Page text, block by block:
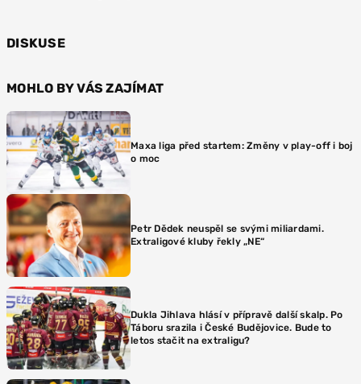
DISKUSE
MOHLO BY VÁS ZAJÍMAT
Maxa liga před startem: Změny v play-off i boj
o moc
Petr Dědek neuspěl se svými miliardami.
Extraligové kluby řekly „NE“
Dukla Jihlava hlásí v přípravě další skalp. Po
Táboru srazila i České Budějovice. Bude to
letos stačit na extraligu?